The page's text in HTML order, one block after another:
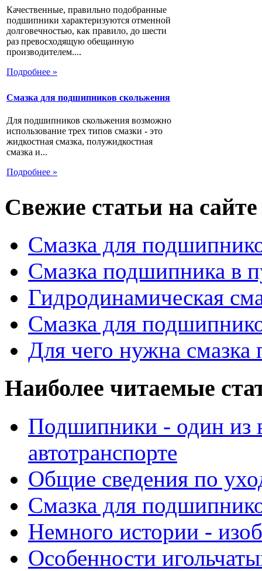
Качественные, правильно подобранные
подшипники характеризуются отменной
долговечностью, как правило, до шести
раз превосходящую обещанную
производителем....
Подробнее »
Смазка для подшипников скольжения
Для подшипников скольжения возможно
использование трех типов смазки - это
жидкостная смазка, полужидкостная
смазка и...
Подробнее »
Свежие статьи на сайте
Смазка для
Смазка подшипника в
Гидродинамическая
Смазка для
Для чего нужна
Наиболее читаемые
Подшипники - один из
автотранспорте
Общие сведения по
Смазка для
Немного истории -
Особенности